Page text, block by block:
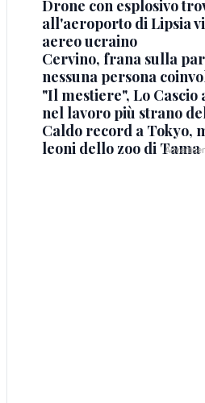
Drone con esplosivo
all'aeroporto di Lipsia
aereo ucraino
Cervino, frana sulla
nessuna persona
"Il mestiere", Lo Cascio
nel lavoro più strano
Caldo record a Tokyo,
leoni dello zoo di Tama